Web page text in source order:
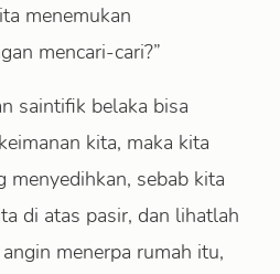
menemukan
mencari-cari?”
saintifik belaka bisa
kita, maka kita
menyedihkan, sebab kita
di atas pasir, dan lihatlah
menerpa rumah itu,